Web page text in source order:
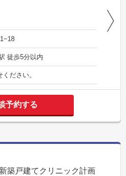
徒歩5分以内
ださい。
予約する
築戸建てクリニック計画